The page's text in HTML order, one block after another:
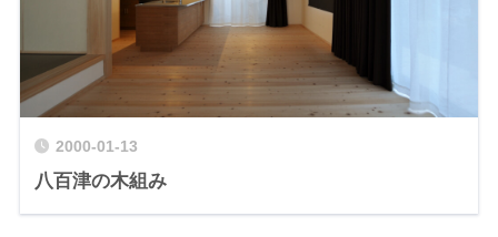
2000-01-13
八百津の木組み